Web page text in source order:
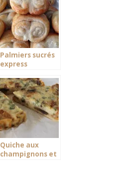
Palmiers sucrés
express
Quiche aux
champignons et